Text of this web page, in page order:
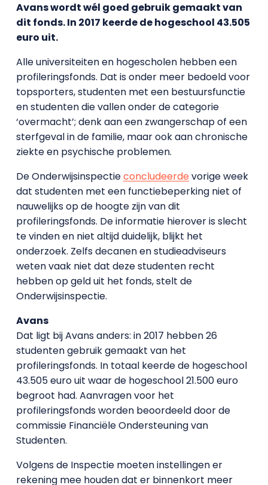
Avans wordt wél goed gebruik gemaakt van
dit fonds. In 2017 keerde de hogeschool 43.505
euro uit.
Alle universiteiten en hogescholen hebben een
profileringsfonds. Dat is onder meer bedoeld voor
topsporters, studenten met een bestuursfunctie
en studenten die vallen onder de categorie
‘overmacht’; denk aan een zwangerschap of een
sterfgeval in de familie, maar ook aan chronische
ziekte en psychische problemen.
De Onderwijsinspectieconcludeerdevorige week
dat studenten met een functiebeperking niet of
nauwelijks op de hoogte zijn van dit
profileringsfonds. De informatie hierover is slecht
te vinden en niet altijd duidelijk, blijkt het
onderzoek. Zelfs decanen en studieadviseurs
weten vaak niet dat deze studenten recht
hebben op geld uit het fonds, stelt de
Onderwijsinspectie.
Avans
Dat ligt bij Avans anders: in 2017 hebben 26
studenten gebruik gemaakt van het
profileringsfonds. In totaal keerde de hogeschool
43.505 euro uit waar de hogeschool 21.500 euro
begroot had. Aanvragen voor het
profileringsfonds worden beoordeeld door de
commissie Financiële Ondersteuning van
Studenten.
Volgens de Inspectie moeten instellingen er
rekening mee houden dat er binnenkort meer